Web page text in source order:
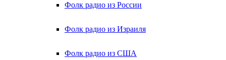
Фолк радио из России
Фолк радио из Израиля
Фолк радио из США